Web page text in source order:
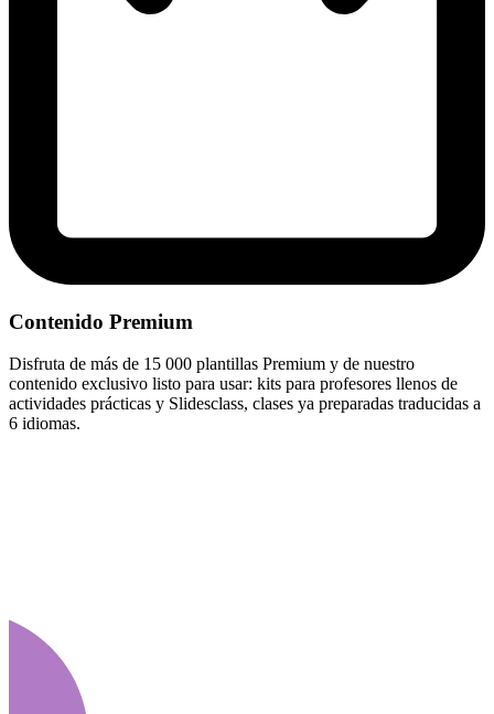
Contenido Premium
Disfruta de más de 15 000 plantillas Premium y de nuestro
contenido exclusivo listo para usar: kits para profesores llenos de
actividades prácticas y Slidesclass, clases ya preparadas traducidas a
6 idiomas.